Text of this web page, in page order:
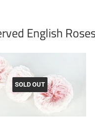
English
SOLD OUT